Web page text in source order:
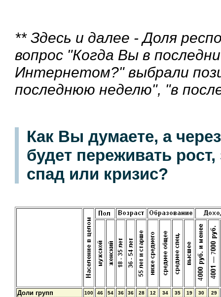
** Здесь и далее - Доля
вопрос "Когда Вы в
Интернетом?" выбрали
последнюю неделю", "в
Как Вы думаете, а
будет переживать
спад или кризис?
Доли групп 100 46 54 36 36 28 12 34 35 19 30 29